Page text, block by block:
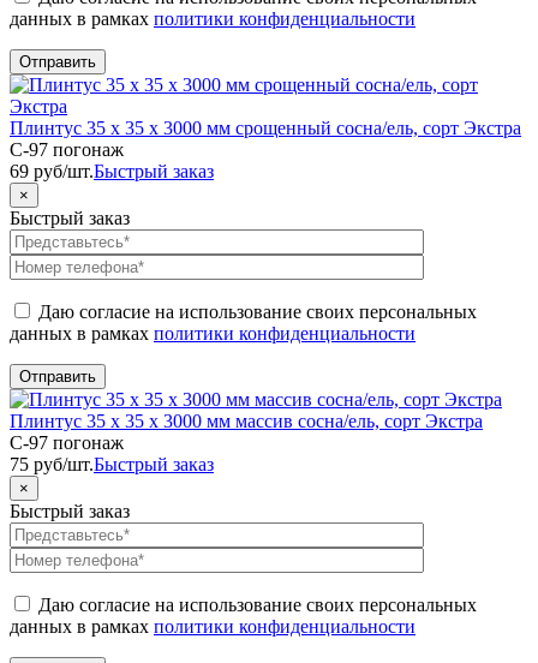
данных в рамках политики конфиденциальности
Плинтус 35 х 35 х 3000 мм срощенный сосна/ель, сорт Экстра
C-97 погонаж
69 руб/шт.Быстрый заказ
×
Быстрый заказ
Даю согласие на использование своих персональных
данных в рамках политики конфиденциальности
Плинтус 35 х 35 х 3000 мм массив сосна/ель, сорт Экстра
C-97 погонаж
75 руб/шт.Быстрый заказ
×
Быстрый заказ
Даю согласие на использование своих персональных
данных в рамках политики конфиденциальности